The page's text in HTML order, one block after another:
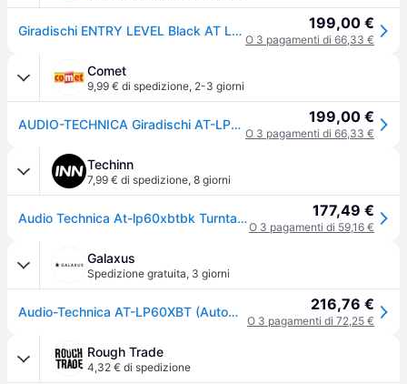
Giradischi ENTRY LEVEL Black AT LP60XBT 199,00 €
O 3 pagamenti di 66,33 €
Comet
9,99 € di spedizione, 2-3 giorni
AUDIO-TECHNICA Giradischi AT-LP60XBTBK Nero 199,00 €
O 3 pagamenti di 66,33 €
Techinn
7,99 € di spedizione, 8 giorni
Audio Technica At-lp60xbtbk Turntable Nero One Size / EU Plug 220V 177,49 €
O 3 pagamenti di 59,16 €
Galaxus
Spedizione gratuita, 3 giorni
Audio-Technica AT-LP60XBT (Automaticamente), Giradischi, Nero 216,76 €
O 3 pagamenti di 72,25 €
Rough Trade
4,32 € di spedizione